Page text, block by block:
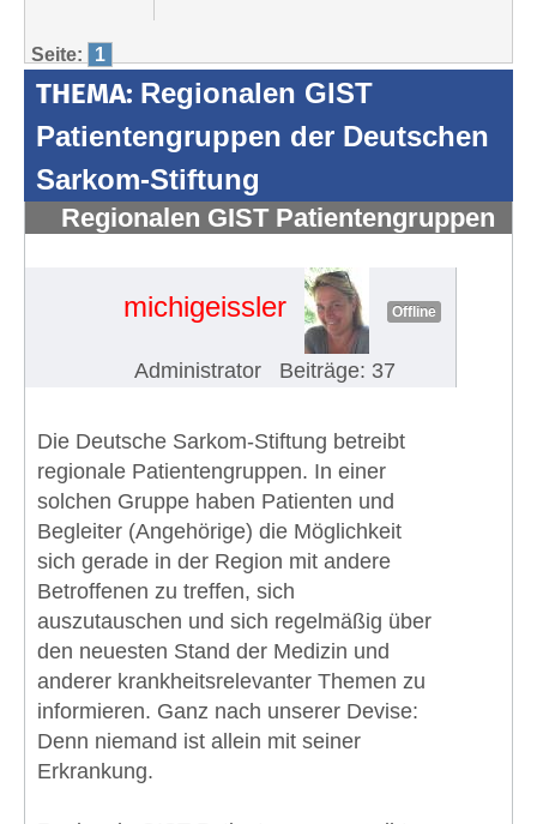
Seite: 1
THEMA: Regionalen GIST
Patientengruppen der Deutschen
Sarkom-Stiftung
Regionalen GIST Patientengruppen
michigeissler Offline
Administrator Beiträge: 37
Die Deutsche Sarkom-Stiftung betreibt
regionale Patientengruppen. In einer
solchen Gruppe haben Patienten und
Begleiter (Angehörige) die Möglichkeit
sich gerade in der Region mit andere
Betroffenen zu treffen, sich
auszutauschen und sich regelmäßig über
den neuesten Stand der Medizin und
anderer krankheitsrelevanter Themen zu
informieren. Ganz nach unserer Devise:
Denn niemand ist allein mit seiner
Erkrankung.